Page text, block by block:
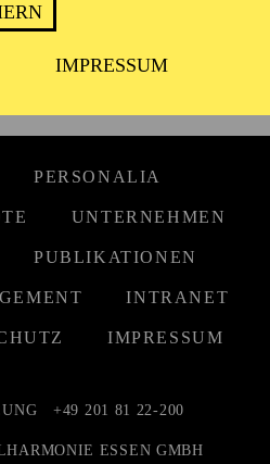
IMPRESSUM
PERSONALIA
UNTERNEHMEN
PUBLIKATIONEN
INTRANET
IMPRESSUM
+49 201 81 22-200
ESSEN GMBH